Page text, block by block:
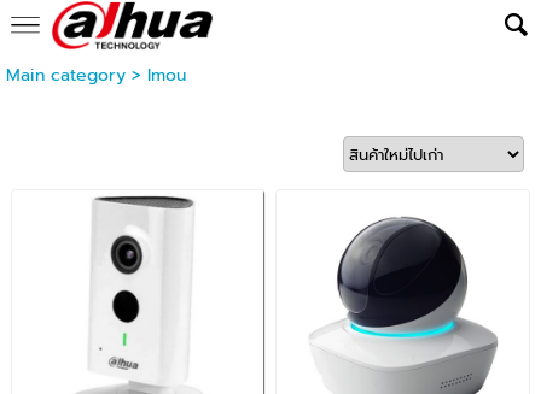
Main category> Imou